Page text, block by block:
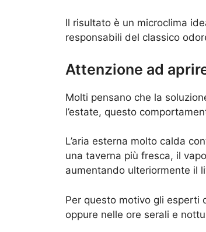
Il risultato è un microclima
responsabili del classico
Attenzione ad
Molti pensano che la
l’estate, questo
L’aria esterna molto calda
una taverna più fresca, il
aumentando ulteriormente il
Per questo motivo gli esperti
oppure nelle ore serali e